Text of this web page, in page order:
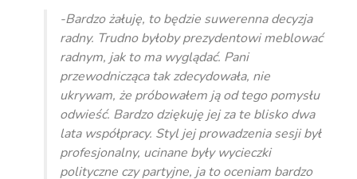
-Bardzo żałuję, to będzie suwerenna decyzja
radny. Trudno byłoby prezydentowi meblować
radnym, jak to ma wyglądać. Pani
przewodnicząca tak zdecydowała, nie
ukrywam, że próbowałem ją od tego pomysłu
odwieść. Bardzo dziękuję jej za te blisko dwa
lata współpracy. Styl jej prowadzenia sesji był
profesjonalny, ucinane były wycieczki
polityczne czy partyjne, ja to oceniam bardzo